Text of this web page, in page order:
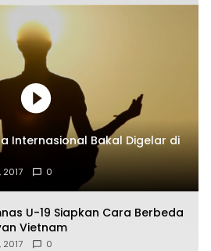
Internasional Bakal Digelar di
0
U-19 Siapkan Cara Berbeda
Vietnam
0